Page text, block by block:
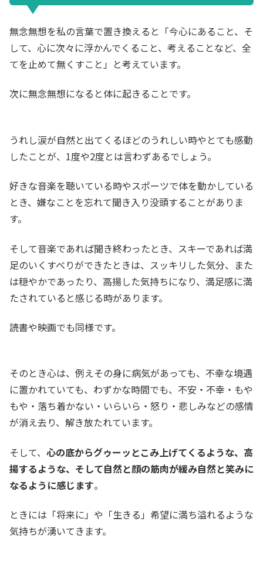
無念無想を私の言葉で置き換えると「今心にあること、そ
して、心に次々に浮かんでくること、考えることなど、全
てを止めて無くすこと」と考えています。
次に無念無想になると体に起きることです。
うれし涙が自然と出てくるほどのうれしい時やとても感動
したことが、1度や2度とは言わずあるでしょう。
好きな音楽を聴いている時やスポーツで体を動かしている
とき、嫌なことを忘れて聞き入り没頭することがありま
す。
そして音楽であれば聞き終わったとき、スキーであれば満
足のいくすべりができたときは、スッキリした気分、また
は穏やかであったり、高揚した気持ちになり、満足感に満
たされていると感じる時があります。
読書や映画でも同様です。
そのとき心は、例えその身に病気があっても、不幸な境遇
に置かれていても、わずかな時間でも、不安・不幸・もや
もや・落ち着かない・いらいら・怒り・悲しみなどの感情
が消え去り、解き放たれています。
そして、 心の底からグゥーッとこみ上げてくるような、高
揚するような、そして自然と顔の筋肉が緩み自然と笑みに
なるように感じます。
ときには「将来に」や「生きる」希望に満ち溢れるような
気持ちが湧いてきます。